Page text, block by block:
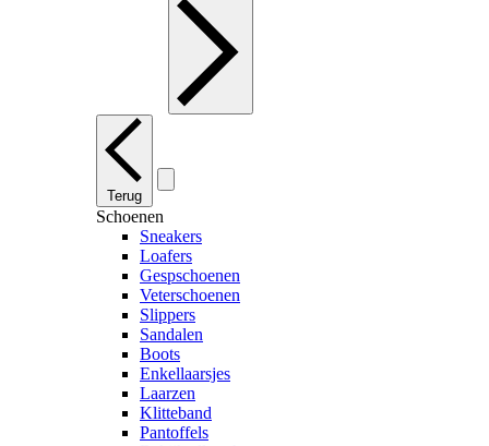
Terug
Schoenen
Sneakers
Loafers
Gespschoenen
Veterschoenen
Slippers
Sandalen
Boots
Enkellaarsjes
Laarzen
Klitteband
Pantoffels